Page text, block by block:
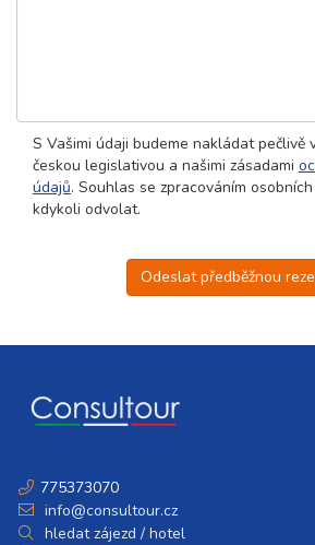
S Vašimi údaji budeme nakládat pečlivě
českou legislativou a našimi zásadami
údajů. Souhlas se zpracováním
kdykoli odvolat.
Odeslat předběžnou
775373070
info@consultour.cz
hledat zájezd / hotel